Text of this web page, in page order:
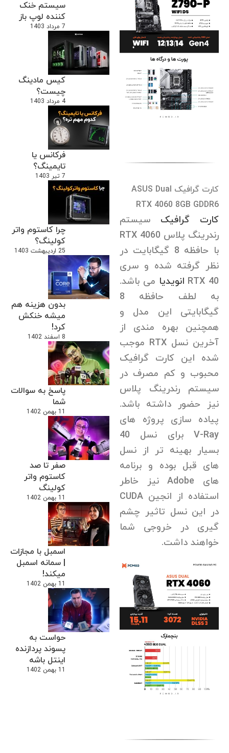
سیستم خنک
کننده لوپ باز
7 مرداد 1403
کیس مادینگ
چیست؟
4 مرداد 1403
فرکانس یا
تایمینگ؟
7 تیر 1403
چرا کاستوم واتر
کولینگ؟
25 اردیبهشت 1403
بدون هزینه هم
میشه خنکش
کرد!
8 اسفند 1402
پاسخ به سوالات
شما
11 بهمن 1402
صفر تا صد
کاستوم واتر
کولینگ
11 بهمن 1402
اسمبل با مجازات
| سمانه اسمبل
میکند!
11 بهمن 1402
حواست به
پسوند پردازنده
اینتل باشه
11 بهمن 1402
کارت گرافیک ASUS Dual
RTX 4060 8GB GDDR6
کارت گرافیک سیستم
رندرینگ پلاس RTX 4060
با حافظه 8 گیگابایت در
نظر گرفته شده و سری
RTX 40 انویدیا می باشد.
به لطف حافظه 8
گیگابایتی این مدل و
همچنین بهره مندی از
آخرین نسل RTX موجب
شده این کارت گرافیک
محبوب و کم مصرف در
سیستم رندرینگ پلاس
نیز حضور داشته باشد.
پیاده سازی پروژه های
V-Ray برای نسل 40
بسیار بهینه تر از نسل
های قبل بوده و برنامه
های Adobe نیز خاطر
استفاده از انجین CUDA
در این نسل تاثیر چشم
گیری در خروجی شما
خواهند داشت.